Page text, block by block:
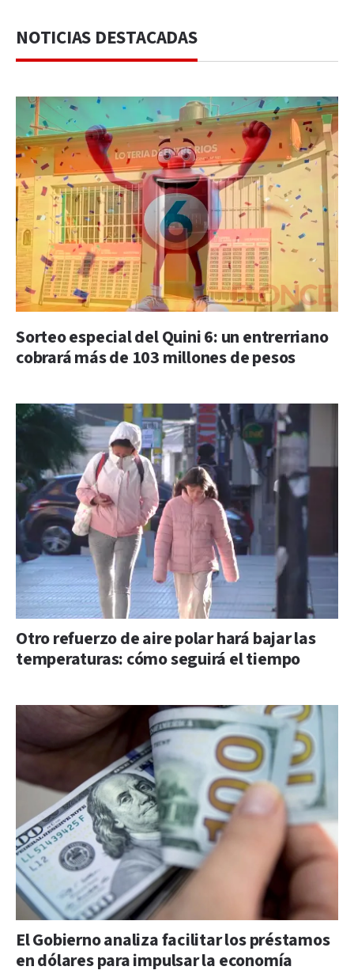
NOTICIAS DESTACADAS
Sorteo especial del Quini 6: un entrerriano
cobrará más de 103 millones de pesos
Otro refuerzo de aire polar hará bajar las
temperaturas: cómo seguirá el tiempo
El Gobierno analiza facilitar los préstamos
en dólares para impulsar la economía